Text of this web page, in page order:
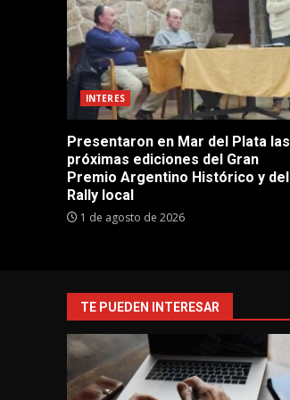
INTERES
Presentaron en Mar del Plata las
próximas ediciones del Gran
Premio Argentino Histórico y del
Rally local
1 de agosto de 2026
TE PUEDEN INTERESAR